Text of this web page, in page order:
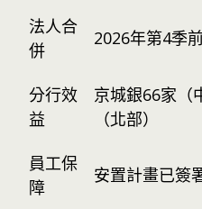
法人合
併
2026年第4季
分行效
益
京城銀66家（
（北部）
員工保
障
安置計畫已簽